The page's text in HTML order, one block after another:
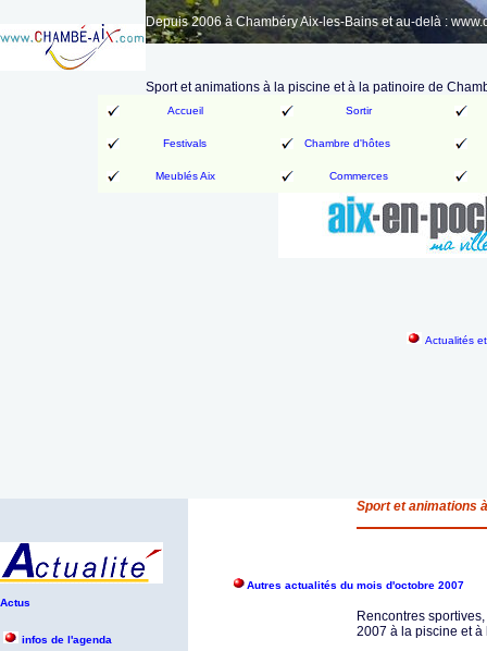
Depuis 2006 à Chambéry Aix-les-Bains et au-delà :
Sport et animations à la piscine et à la patinoire de
Accueil Sortir
Festivals Chambre d'hôtes
Meublés Aix Commerces
Actualités
Sport et animations
Actus
Autres actualités du mois d'octobre 2007
infos de l'agenda
Rencontres
2007 à la piscine et